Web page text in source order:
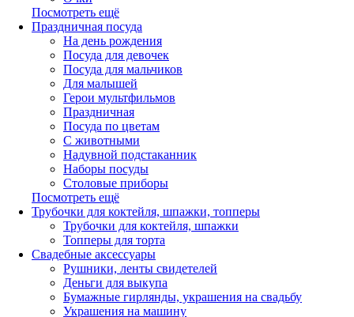
Посмотреть ещё
Праздничная посуда
На день рождения
Посуда для девочек
Посуда для мальчиков
Для малышей
Герои мультфильмов
Праздничная
Посуда по цветам
С животными
Надувной подстаканник
Наборы посуды
Столовые приборы
Посмотреть ещё
Трубочки для коктейля, шпажки, топперы
Трубочки для коктейля, шпажки
Топперы для торта
Свадебные аксессуары
Рушники, ленты свидетелей
Деньги для выкупа
Бумажные гирлянды, украшения на свадьбу
Украшения на машину